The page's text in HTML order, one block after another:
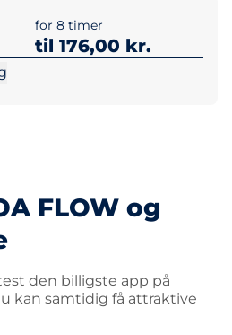
for 8 timer
til 176,00 kr.
FLOW og
den billigste app på
kan samtidig få attraktive